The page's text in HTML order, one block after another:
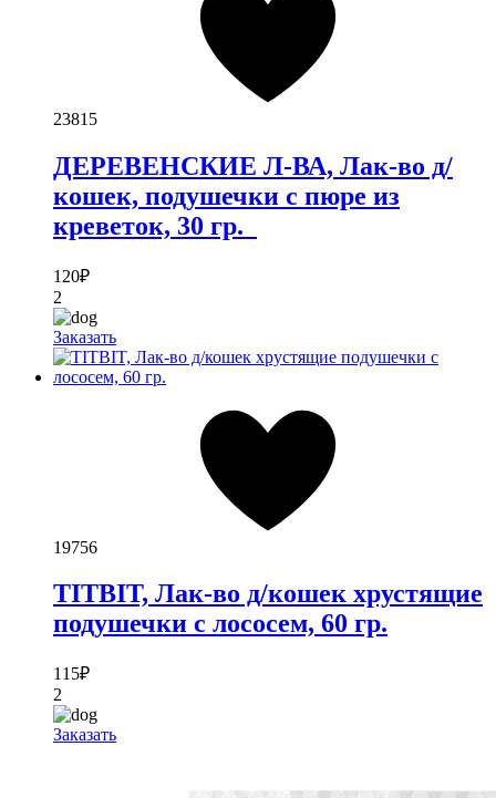
23815
ДЕРЕВЕНСКИЕ Л-ВА, Лак-во д/
кошек, подушечки с пюре из
креветок, 30 гр.
120₽
2
Заказать
19756
TITBIT, Лак-во д/кошек хрустящие
подушечки с лососем, 60 гр.
115₽
2
Заказать